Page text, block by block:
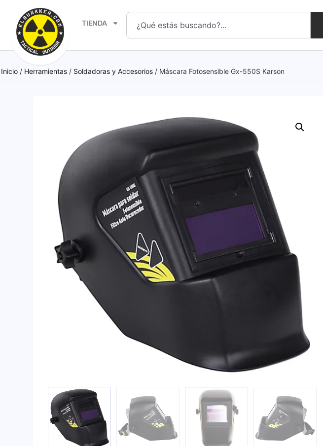
TIENDA
Inicio / Herramientas / Soldadoras y Accesorios / Máscara Fotosensible Gx-550S Karson